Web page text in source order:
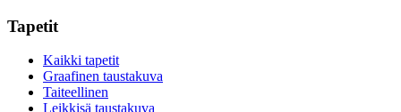
Tapetit
Kaikki tapetit
Graafinen taustakuva
Taiteellinen
Leikkisä taustakuva